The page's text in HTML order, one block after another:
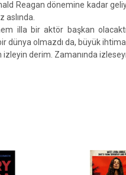
Reagan dönemine kadar
illa bir aktör başkan
olmazdı da, büyük
derim. Zamanında